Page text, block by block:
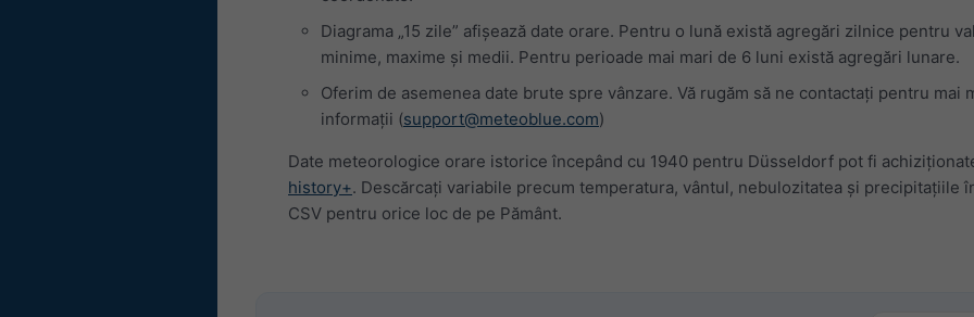
Diagrama „15 zile” afișează date orare. Pentru o lună există agregări zilnice pentru
minime, maxime și medii. Pentru perioade mai mari de 6 luni există agregări lunare.
Oferim de asemenea date brute spre vânzare. Vă rugăm să ne contactați pentru mai
informații (support@meteoblue.com)
Date meteorologice orare istorice începând cu 1940 pentru Düsseldorf pot fi
history+. Descărcați variabile precum temperatura, vântul, nebulozitatea și precipitațiile
CSV pentru orice loc de pe Pământ.